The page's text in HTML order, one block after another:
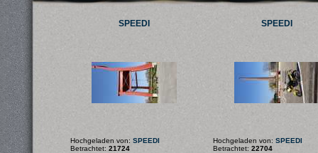
SPEEDI
Hochgeladen von: SPEEDI
Betrachtet: 21724
SPEEDI
Hochgeladen von: SPEEDI
Betrachtet: 22704